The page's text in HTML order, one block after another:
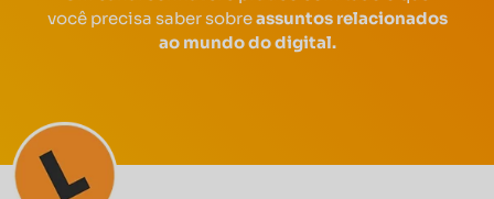
você precisa saber sobreassuntos relacionados
ao mundo do digital.